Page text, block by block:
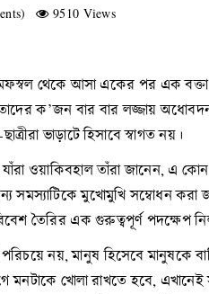
9510 Views
মফস্বল থেকে আসা একের পর এক
ক’জন বার বার লজ্জায়
ভাড়াটে হিসাবে স্বাগত নয়।
ওয়াকিবহাল তাঁরা জানেন, এ
সমস্যাটিকে মুখোমুখি সম্বোধন
তৈরির এক গুরুত্বপূর্ণ পদক্ষেপ
নয়, মানুষ হিসেবে মানুষকে
খোলা রাখতে হবে,